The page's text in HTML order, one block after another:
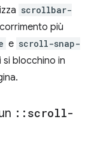
scrollbar-
più
e scroll-snap-
si blocchino in
:: scroll-